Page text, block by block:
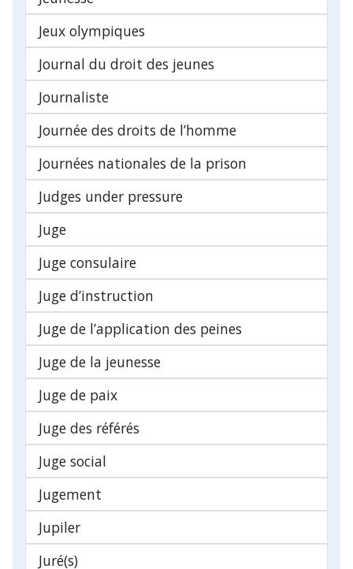
Jeux olympiques
Journal du droit des jeunes
Journaliste
Journée des droits de l’homme
Journées nationales de la prison
Judges under pressure
Juge
Juge consulaire
Juge d’instruction
Juge de l’application des peines
Juge de la jeunesse
Juge de paix
Juge des référés
Juge social
Jugement
Jupiler
Juré(s)